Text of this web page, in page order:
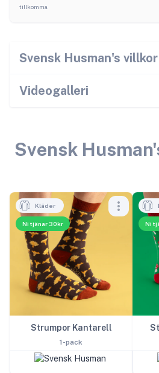
tillkomma.
Svensk Husman's villkor
Videogalleri
Svensk Husman
Ni tjänar 30kr
Kläder
Strumpor Kantarell
1-pack
Ni